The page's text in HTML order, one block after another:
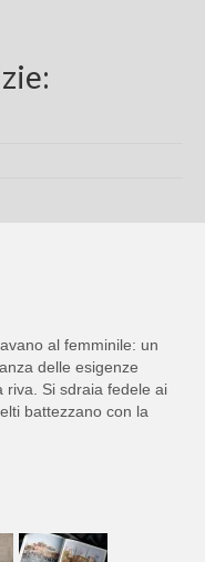
al femminile: un
delle esigenze
riva. Si sdraia fedele ai
battezzano con la